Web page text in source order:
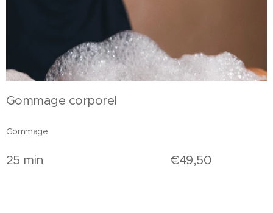
Gommage corporel
Gommage
25 min €49,50